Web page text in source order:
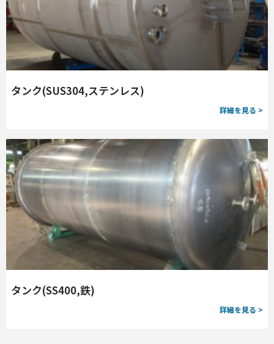
タンク(SUS304,ステンレス)
詳細を見る >
タンク(SS400,鉄)
詳細を見る >